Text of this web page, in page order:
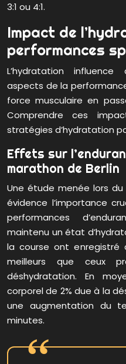
3:1 ou 4:1.
Impact de
performances
L’hydratation
aspects de la
force musculaire en
Comprendre ces
stratégies d’hydratation
Effets sur
marathon de Berlin
Une étude menée lors
évidence l’importance
performances
maintenu un état
la course ont enregistré
meilleurs que ceux
déshydratation. En
corporel de 2% due à la
une augmentation du
minutes.